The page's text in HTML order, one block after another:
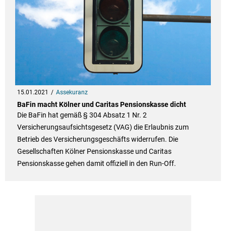
15.01.2021 Assekuranz
BaFin macht Kölner und Caritas Pensionskasse dicht
Die BaFin hat gemäß § 304 Absatz 1 Nr. 2
Versicherungsaufsichtsgesetz (VAG) die Erlaubnis zum
Betrieb des Versicherungsgeschäfts widerrufen. Die
Gesellschaften Kölner Pensionskasse und Caritas
Pensionskasse gehen damit offiziell in den Run-Off.